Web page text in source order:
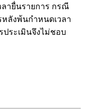
ลายื่นรายการ กรณี
ลังพ้นกำหนดเวลา
ประเมินจึงไม่ชอบ